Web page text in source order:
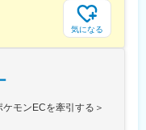
ジメントの道、買取・販
ランド買取、ハウスクリ
キャリアパスがございま
気になる
モンECを牽引する＞